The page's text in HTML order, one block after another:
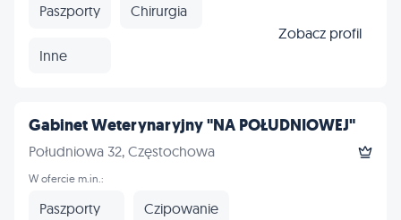
Paszporty Chirurgia
Inne
Zobacz profil
Gabinet Weterynaryjny "NA POŁUDNIOWEJ"
Południowa 32, Częstochowa
W ofercie m.in.:
Paszporty Czipowanie